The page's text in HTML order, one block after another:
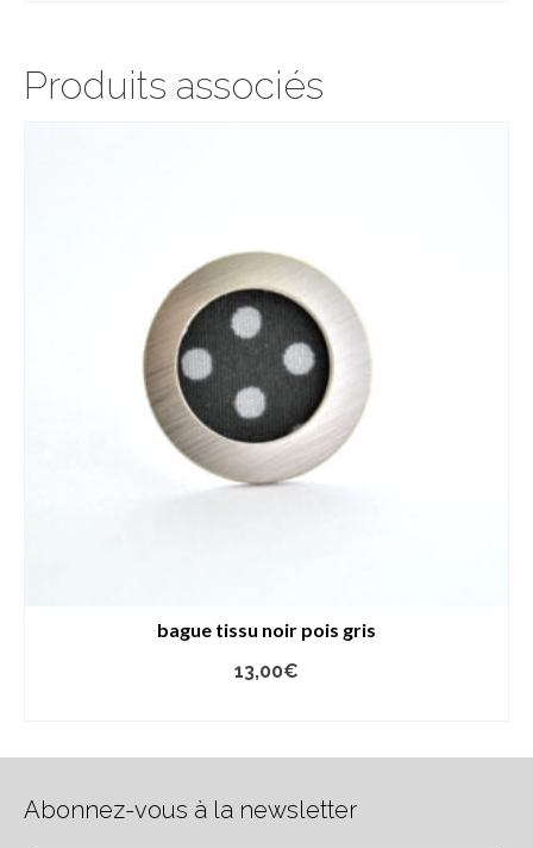
Produits associés
bague tissu noir pois gris
13,00€
Abonnez-vous à la newsletter